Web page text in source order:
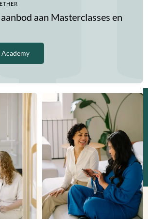
aan Masterclasses en